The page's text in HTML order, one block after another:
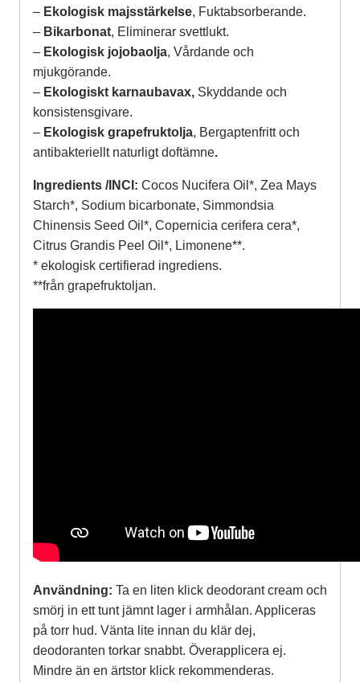
– Ekologisk majsstärkelse, Fuktabsorberande.
– Bikarbonat, Eliminerar svettlukt.
– Ekologisk jojobaolja, Vårdande och
mjukgörande.
– Ekologiskt karnaubavax, Skyddande och
konsistensgivare.
– Ekologisk grapefruktolja, Bergaptenfritt och
antibakteriellt naturligt doftämne.
Ingredients /INCI: Cocos Nucifera Oil*, Zea Mays
Starch*, Sodium bicarbonate, Simmondsia
Chinensis Seed Oil*, Copernicia cerifera cera*,
Citrus Grandis Peel Oil*, Limonene**.
* ekologisk certifierad ingrediens.
**från grapefruktoljan.
Användning: Ta en liten klick deodorant cream och
smörj in ett tunt jämnt lager i armhålan. Appliceras
på torr hud. Vänta lite innan du klär dej,
deodoranten torkar snabbt. Överapplicera ej.
Mindre än en ärtstor klick rekommenderas.